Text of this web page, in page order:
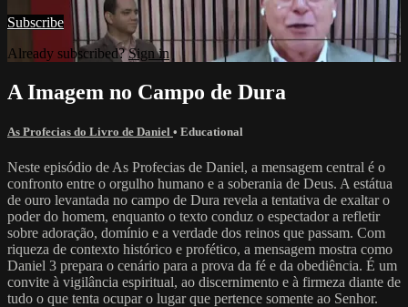
Subscribe
Already subscribed?Sign in
A Imagem no Campo de Dura
As Profecias do Livro de Daniel • Educational
Neste episódio de As Profecias de Daniel, a mensagem central é o
confronto entre o orgulho humano e a soberania de Deus. A estátua
de ouro levantada no campo de Dura revela a tentativa de exaltar o
poder do homem, enquanto o texto conduz o espectador a refletir
sobre adoração, domínio e a verdade dos reinos que passam. Com
riqueza de contexto histórico e profético, a mensagem mostra como
Daniel 3 prepara o cenário para a prova da fé e da obediência. É um
convite à vigilância espiritual, ao discernimento e à firmeza diante de
tudo o que tenta ocupar o lugar que pertence somente ao Senhor.